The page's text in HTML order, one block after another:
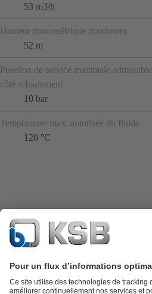
53 m3/h
Hauteur manométrique maximum
52 m
Pression de service maximale admissible
côté refoulement
10 bar
Température max. autorisée du fluide
120 °C